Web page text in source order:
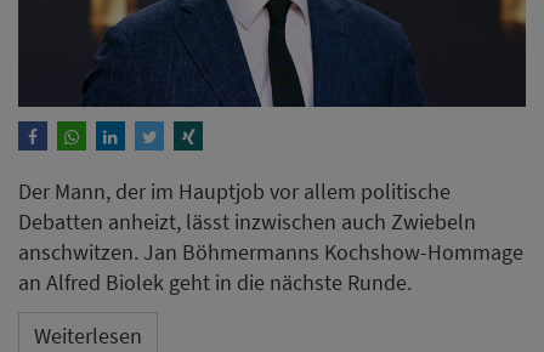
Der Mann, der im Hauptjob vor allem politische
Debatten anheizt, lässt inzwischen auch Zwiebeln
anschwitzen. Jan Böhmermanns Kochshow-Hommage
an Alfred Biolek geht in die nächste Runde.
Weiterlesen